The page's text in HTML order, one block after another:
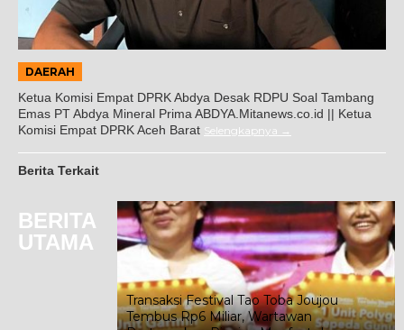
DAERAH
Ketua Komisi Empat DPRK Abdya Desak RDPU Soal Tambang
Emas PT Abdya Mineral Prima ABDYA.Mitanews.co.id || Ketua
Komisi Empat DPRK Aceh Barat Selengkapnya
Berita Terkait
BERITA
UTAMA
Transaksi Festival Tao Toba Joujou
Tembus Rp6 Miliar, Wartawan